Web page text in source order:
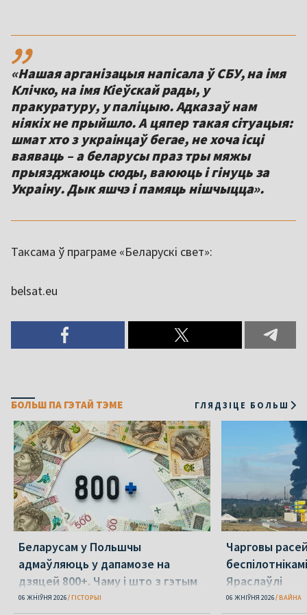
,,
«Нашая арганізацыя напісала ў СБУ, на імя
Клічко, на імя Кіеўскай рады, у
пракуратуру, у паліцыю. Адказаў нам
ніякіх не прыйшло. А цяпер такая сітуацыя:
шмат хто з украінцаў бегае, не хоча ісці
ваяваць – а беларусы праз тры мяжы
прыязджаюць сюды, ваююць і гінуць за
Украіну. Дык яшчэ і памяць нішчыцца».
Таксама ў праграме «Беларускі свет»:
belsat.eu
БОЛЬШ ПА ГЭТАЙ ТЭМЕ ГЛЯДЗІЦЕ БОЛЬШ
Беларусам у Польшчы
адмаўляюць у дапамозе на
дзяцей 800+. Чаму і што з гэтым
рабіць?
06 ЖНІЎНЯ 2026 ГІСТОРЫІ
Чарговы
Яраслаўлі
06 ЖНІЎНЯ 2026 ВАЙНА